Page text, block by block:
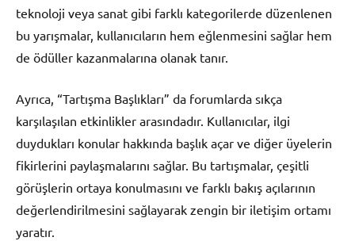
teknoloji veya sanat gibi farklı kategorilerde düzenlenen
bu yarışmalar, kullanıcıların hem eğlenmesini sağlar hem
de ödüller kazanmalarına olanak tanır.
Ayrıca, “Tartışma Başlıkları” da forumlarda sıkça
karşılaşılan etkinlikler arasındadır. Kullanıcılar, ilgi
duydukları konular hakkında başlık açar ve diğer üyelerin
fikirlerini paylaşmalarını sağlar. Bu tartışmalar, çeşitli
görüşlerin ortaya konulmasını ve farklı bakış açılarının
değerlendirilmesini sağlayarak zengin bir iletişim ortamı
yaratır.